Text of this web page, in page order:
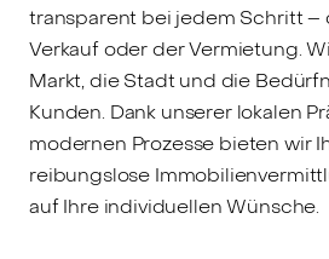
transparent bei jedem Schritt –
Verkauf oder der Vermietung.
Markt, die Stadt und die
Kunden. Dank unserer lokalen
modernen Prozesse bieten wir
reibungslose
auf Ihre individuellen Wünsche.